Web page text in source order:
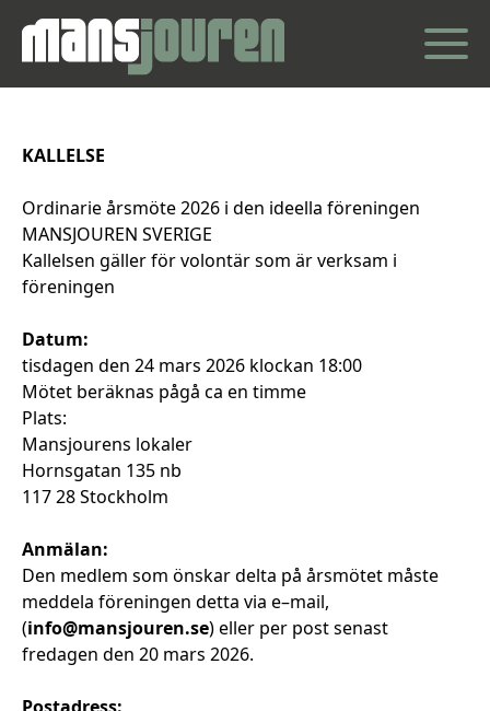
KALLELSE
Ordinarieårsmöte2026 i den ideella föreningen
MANSJOUREN SVERIGE
Kallelsen gällerförvolontär som är verksam i
föreningen
Datum:
tisdagen den 24 mars 2026 klockan 18:00
Mötet beräknas pågå ca en timme
Plats:
Mansjourens lokaler
Hornsgatan 135 nb
117 28 Stockholm
Anmälan:
Den medlem som önskar delta på årsmötet måste
meddela föreningen detta via e–mail,
(info@mansjouren.se)eller per post senast
fredagen den 20 mars 2026.